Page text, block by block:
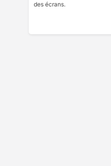
des écrans.